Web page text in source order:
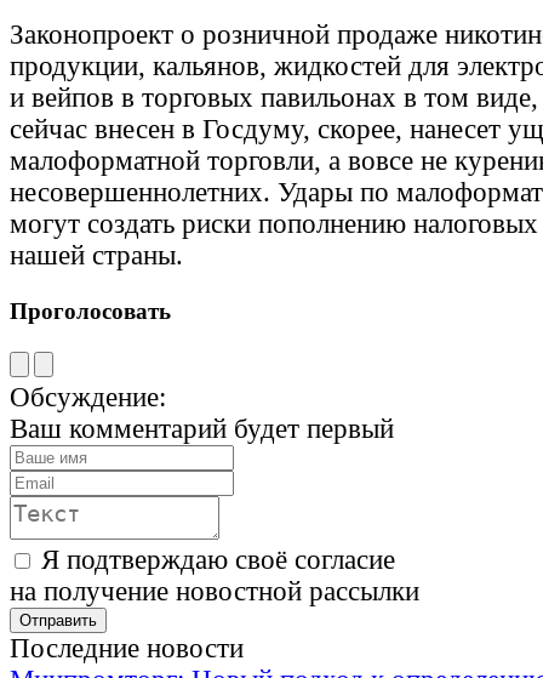
Законопроект о розничной продаже
продукции, кальянов, жидкостей для
и вейпов в торговых павильонах в том
сейчас внесен в Госдуму, скорее, нанесет
малоформатной торговли, а вовсе не
несовершеннолетних. Удары по
могут создать риски пополнению
нашей страны.
Проголосовать
Обсуждение:
Ваш комментарий будет первый
Я подтверждаю своё согласие
на получение новостной рассылки
Последние новости